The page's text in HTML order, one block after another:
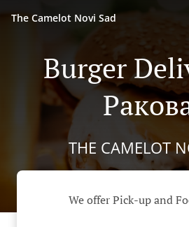
The Camelot Novi Sad
Burger
THE CAMELOT
We offer Pick-up and